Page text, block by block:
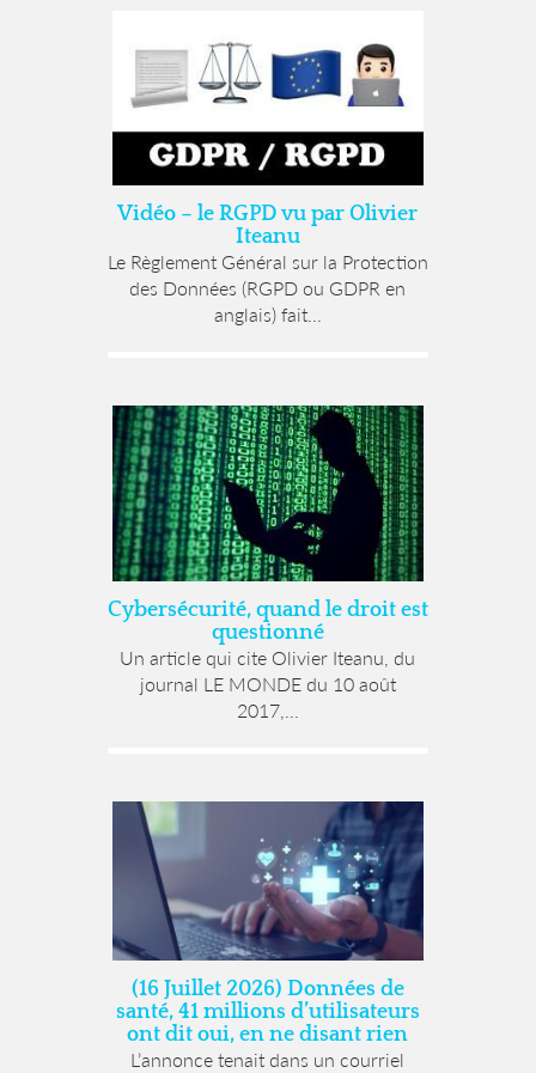
Vidéo – le RGPD vu par Olivier
Iteanu
Le Règlement Général sur la Protection
des Données (RGPD ou GDPR en
anglais) fait...
Cybersécurité, quand le droit est
questionné
Un article qui cite Olivier Iteanu, du
journal LE MONDE du 10 août
2017,...
(16 Juillet 2026) Données de
santé, 41 millions d’utilisateurs
ont dit oui, en ne disant rien
L’annonce tenait dans un courriel